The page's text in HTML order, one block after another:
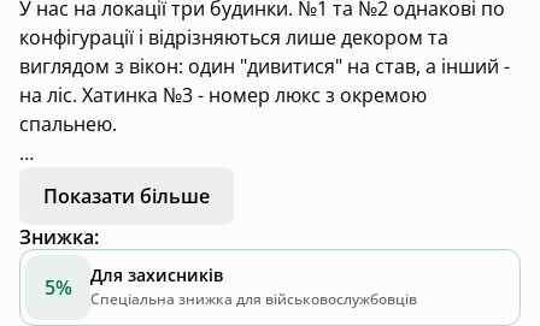
У нас на локації три будинки. №1 та №2 однакові по
конфігурації і відрізняються лише декором та
виглядом з вікон: один "дивитися" на став, а інший -
на ліс. Хатинка №3 - номер люкс з окремою
спальнею.
В хатинці №1 та №2 є:
• велике ліжко (+ спальне місце для дитини: манеж
чи розкладне ліжко)
• зона споживання їжі для 1-4 осіб
• зона приготування їжі: індукційна плита,
Показати більше
Знижка:
5%
Для захисників
Спеціальна знижка для військовослужбовців